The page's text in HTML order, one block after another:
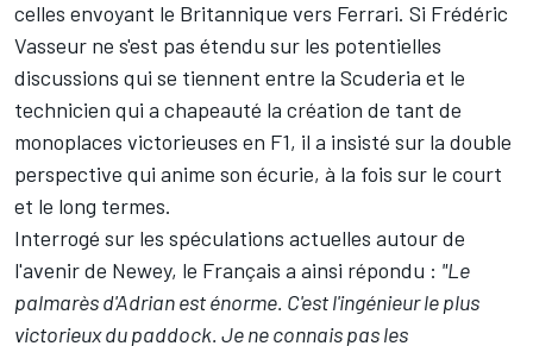
celles envoyant le Britannique vers Ferrari. Si Frédéric
Vasseur ne s'est pas étendu sur les potentielles
discussions qui se tiennent entre la Scuderia et le
technicien qui a chapeauté la création de tant de
monoplaces victorieuses en F1, il a insisté sur la double
perspective qui anime son écurie, à la fois sur le court
et le long termes.
Interrogé sur les spéculations actuelles autour de
l'avenir de Newey, le Français a ainsi répondu : "Le
palmarès d'Adrian est énorme. C'est l'ingénieur le plus
victorieux du paddock. Je ne connais pas les